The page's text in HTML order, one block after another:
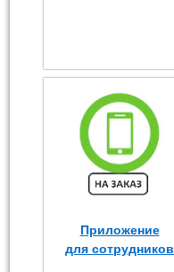
Приложение
для сотрудников